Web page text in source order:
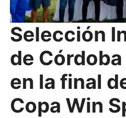
Selección
de
en la final
Copa Win